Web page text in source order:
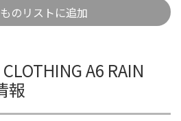
のリストに追加
A6 RAIN
報